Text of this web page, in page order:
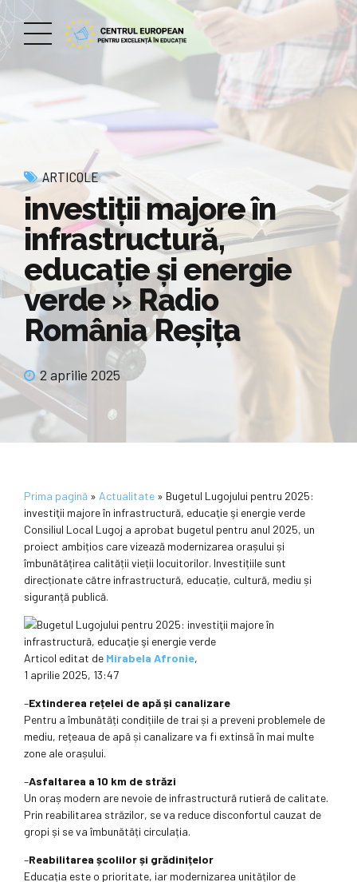
ARTICOLE
investiţii majore în
infrastructură,
educaţie şi energie
verde » Radio
România Reșița
2 aprilie 2025
Prima pagină » Actualitate » Bugetul Lugojului pentru 2025:
investiţii majore în infrastructură, educaţie şi energie verde
Consiliul Local Lugoj a aprobat bugetul pentru anul 2025, un
proiect ambițios care vizează modernizarea orașului și
îmbunătățirea calității vieții locuitorilor. Investițiile sunt
direcționate către infrastructură, educație, cultură, mediu și
siguranță publică.
Articol editat de Mirabela Afronie,
1 aprilie 2025, 13:47
–Extinderea rețelei de apă și canalizare
Pentru a îmbunătăți condițiile de trai și a preveni problemele de
mediu, rețeaua de apă și canalizare va fi extinsă în mai multe
zone ale orașului.
–Asfaltarea a 10 km de străzi
Un oraș modern are nevoie de infrastructură rutieră de calitate.
Prin reabilitarea străzilor, se va reduce disconfortul cauzat de
gropi și se va îmbunătăți circulația.
–Reabilitarea școlilor și grădinițelor
Educația este o prioritate, iar modernizarea unităților de